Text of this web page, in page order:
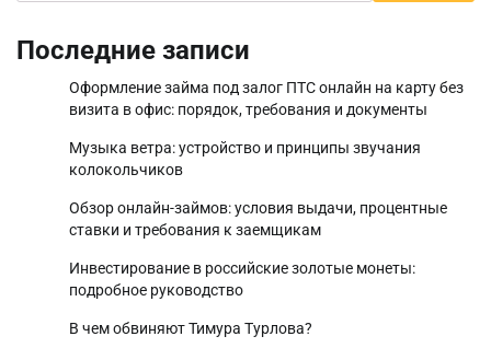
Последние записи
Оформление займа под залог ПТС онлайн на карту без
визита в офис: порядок, требования и документы
Музыка ветра: устройство и принципы звучания
колокольчиков
Обзор онлайн-займов: условия выдачи, процентные
ставки и требования к заемщикам
Инвестирование в российские золотые монеты:
подробное руководство
В чем обвиняют Тимура Турлова?